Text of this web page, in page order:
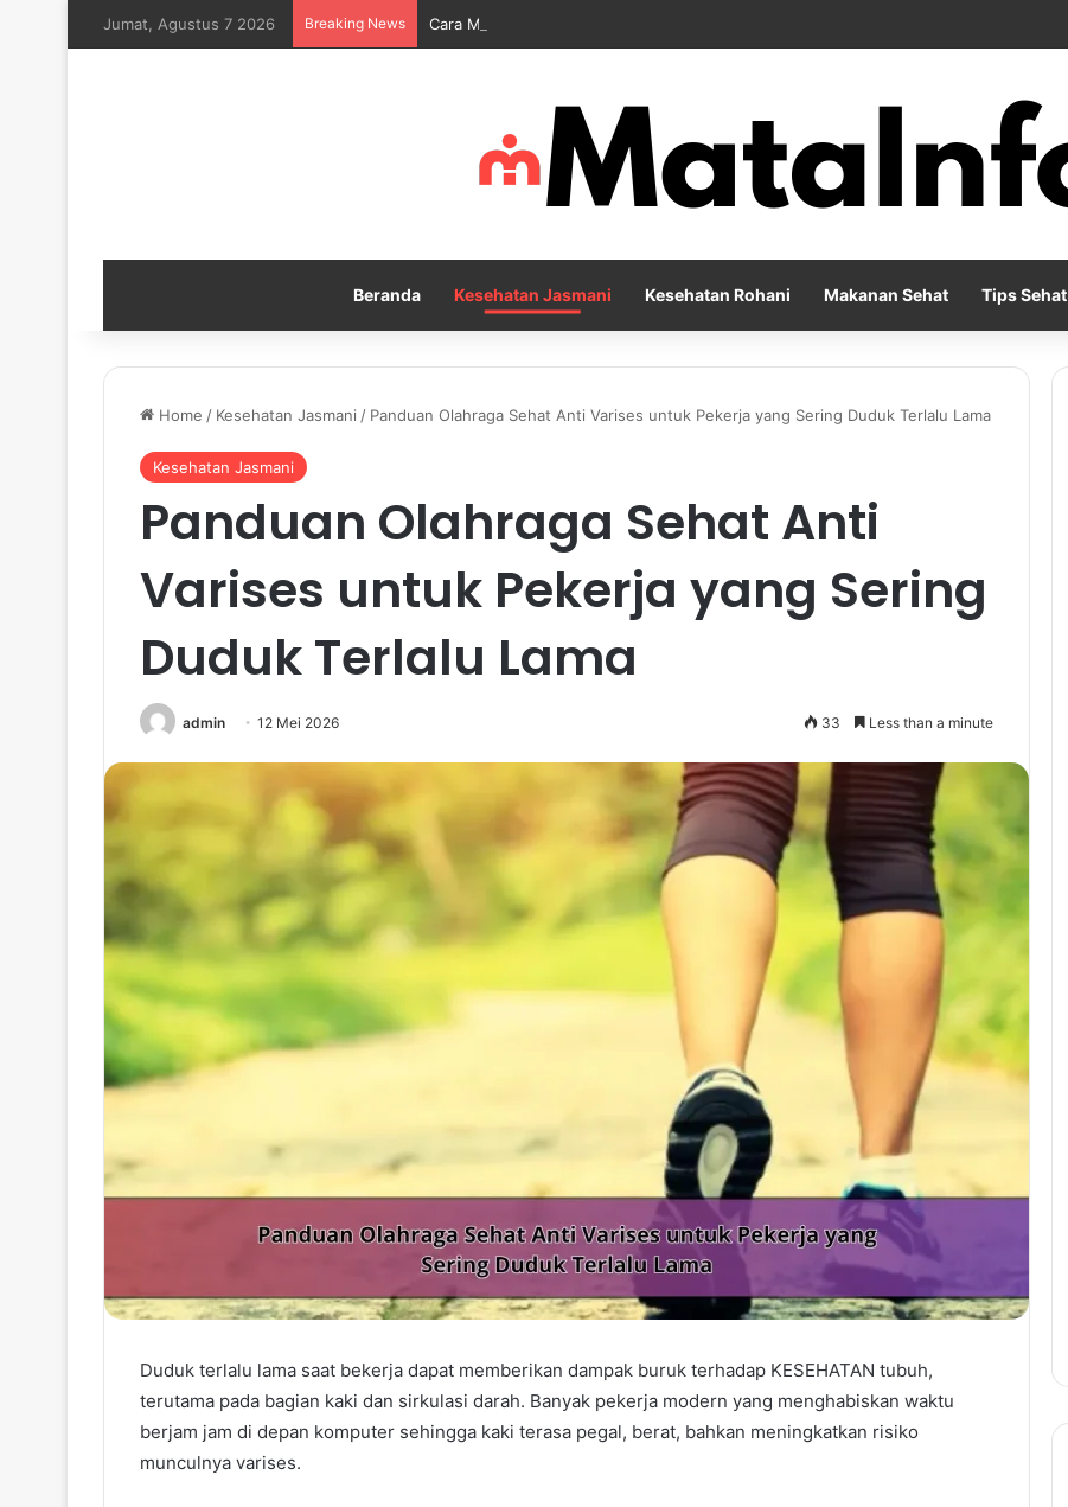
Jumat, Agustus 7 2026 Breaking News Cara Melatih Pernapasan agar Pikiran Lebih Rileks dan Emosi Tetap Seimbang
Beranda Kesehatan Jasmani Kesehatan Rohani Makanan Sehat Tips Sehat
Home / Kesehatan Jasmani / Panduan Olahraga Sehat Anti Varises untuk Pekerja yang Sering Duduk Terlalu Lama
Kesehatan Jasmani
Panduan Olahraga Sehat Anti
Varises untuk Pekerja yang Sering
Duduk Terlalu Lama
admin 12 Mei 2026 33 Less than a minute
Duduk terlalu lama saat bekerja dapat memberikan dampak buruk terhadap KESEHATAN tubuh,
terutama pada bagian kaki dan sirkulasi darah. Banyak pekerja modern yang menghabiskan waktu
berjam jam di depan komputer sehingga kaki terasa pegal, berat, bahkan meningkatkan risiko
munculnya varises.